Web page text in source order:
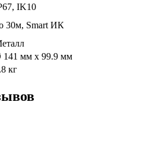
IK10
30м, Smart ИК
141 мм х 99.9 мм
кг